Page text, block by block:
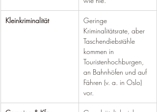
Kleinkriminalität
Geringe
Kriminalitätsrate, aber
Taschendiebstähle
kommen in
Touristenhochburgen,
an Bahnhöfen und auf
Fähren (v. a. in Oslo)
vor.